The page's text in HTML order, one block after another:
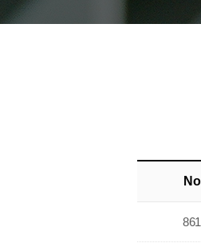
No
861